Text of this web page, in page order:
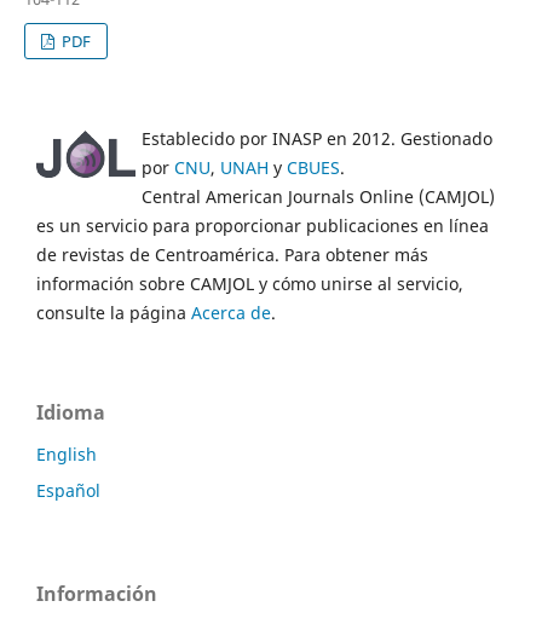
PDF
Establecido por INASP en 2012. Gestionado
por CNU, UNAH y CBUES.
Central American Journals Online (CAMJOL)
es un servicio para proporcionar publicaciones en línea
de revistas de Centroamérica. Para obtener más
información sobre CAMJOL y cómo unirse al servicio,
consulte la página Acerca de.
Idioma
English
Español
Información